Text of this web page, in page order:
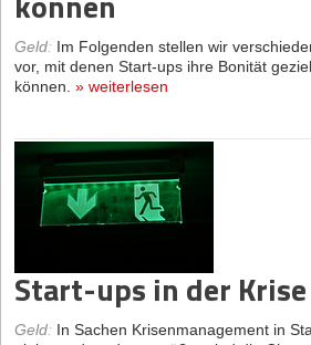
Geld: Im Folgenden stellen wir
vor, mit denen Start-ups ihre Bonität
können. » weiterlesen
Start-ups in der
Geld: In Sachen Krisenmanagement in